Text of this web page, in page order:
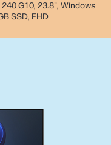
G10, 23.8", Windows
SSD, FHD